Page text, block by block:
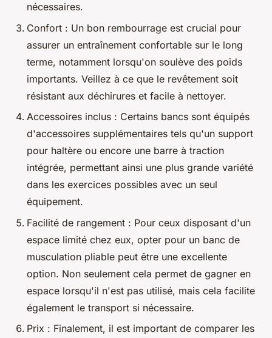
nécessaires.
Confort : Un bon rembourrage est crucial pour
assurer un entraînement confortable sur le long
terme, notamment lorsqu'on soulève des poids
importants. Veillez à ce que le revêtement soit
résistant aux déchirures et facile à nettoyer.
Accessoires inclus : Certains bancs sont équipés
d'accessoires supplémentaires tels qu'un support
pour haltère ou encore une barre à traction
intégrée, permettant ainsi une plus grande variété
dans les exercices possibles avec un seul
équipement.
Facilité de rangement : Pour ceux disposant d'un
espace limité chez eux, opter pour un banc de
musculation pliable peut être une excellente
option. Non seulement cela permet de gagner en
espace lorsqu'il n'est pas utilisé, mais cela facilite
également le transport si nécessaire.
Prix : Finalement, il est important de comparer les